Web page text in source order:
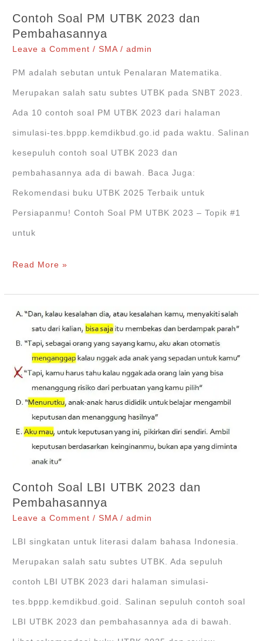
TKA
Matematika
SMA/MA/SMK/MAK/Sederajat
Tahun
2025
Contoh Soal PM UTBK 2023 dan
Pembahasannya
Leave a Comment /SMA/admin
PM adalah sebutan untuk Penalaran Matematika.
Merupakan salah satu subtes UTBK pada SNBT 2023.
Ada 10 contoh soal PM UTBK 2023 dari halaman
simulasi-tes.bppp.kemdikbud.go.id pada waktu. Salinan
kesepuluh contoh soal UTBK 2023 dan
pembahasannya ada di bawah. Baca Juga:
Rekomendasi buku UTBK 2025 Terbaik untuk
Persiapanmu! Contoh Soal PM UTBK 2023 – Topik #1
untuk
Contoh
2023
dan
Pembahasannya
Read More »
Contoh Soal LBI UTBK 2023 dan
Pembahasannya
Leave a Comment /SMA/admin
LBI singkatan untuk literasi dalam bahasa Indonesia.
Merupakan salah satu subtes UTBK. Ada sepuluh
contoh LBI UTBK 2023 dari halaman simulasi-
tes.bppp.kemdikbud.goid. Salinan sepuluh contoh soal
LBI UTBK 2023 dan pembahasannya ada di bawah.